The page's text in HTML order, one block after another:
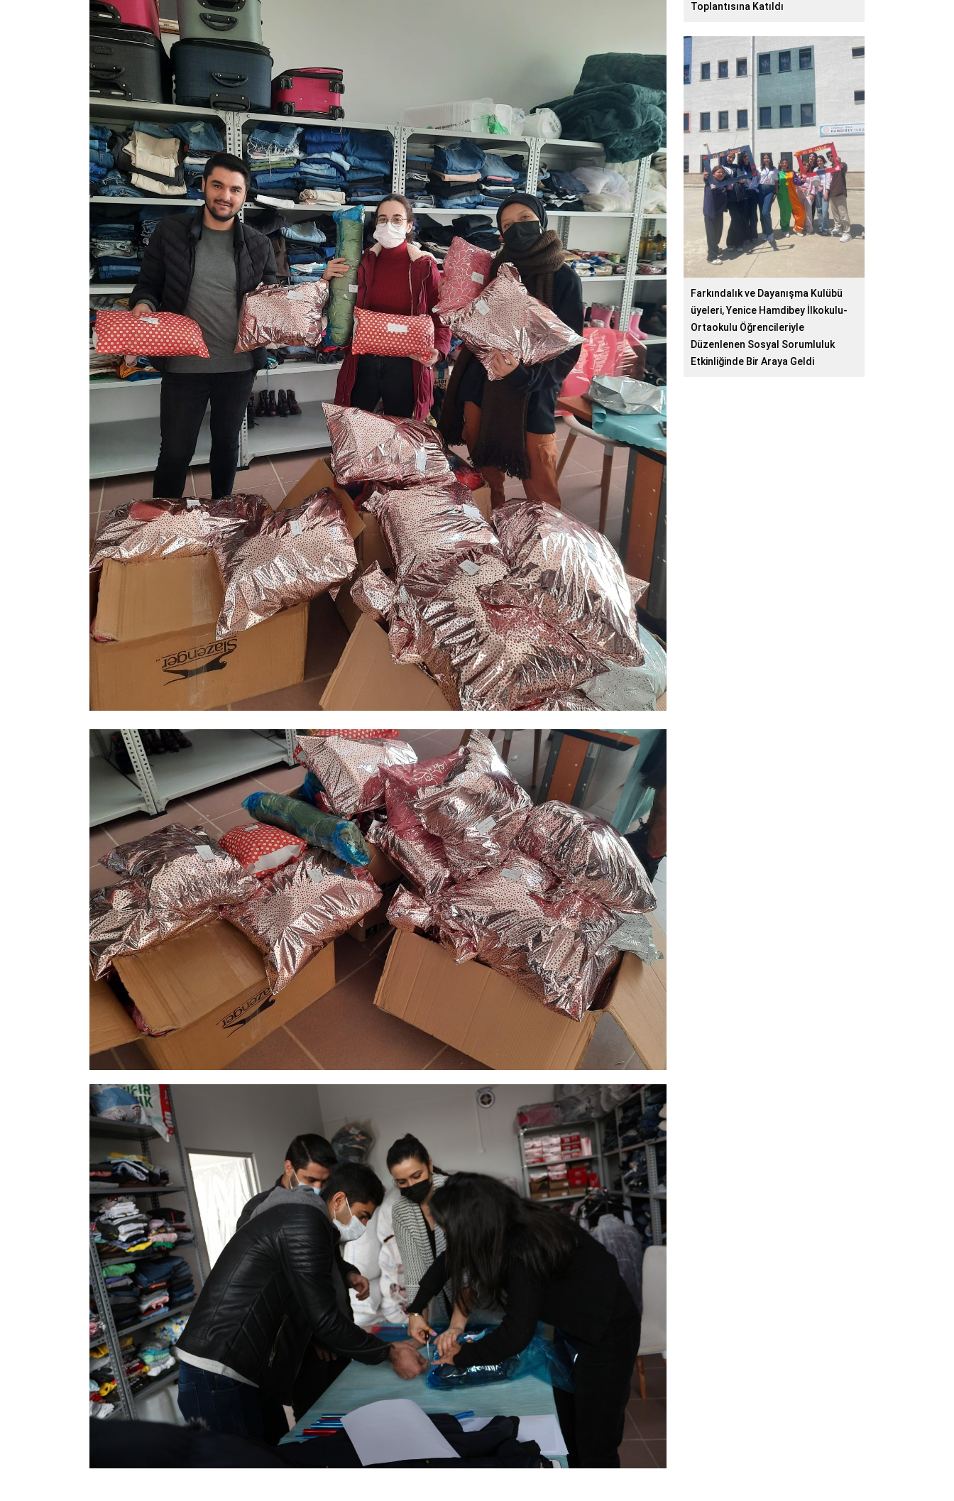
Toplantısına Katıldı
Farkındalık ve Dayanışma Kulübü
üyeleri, Yenice Hamdibey İlkokulu-
Ortaokulu Öğrencileriyle
Düzenlenen Sosyal Sorumluluk
Etkinliğinde Bir Araya Geldi